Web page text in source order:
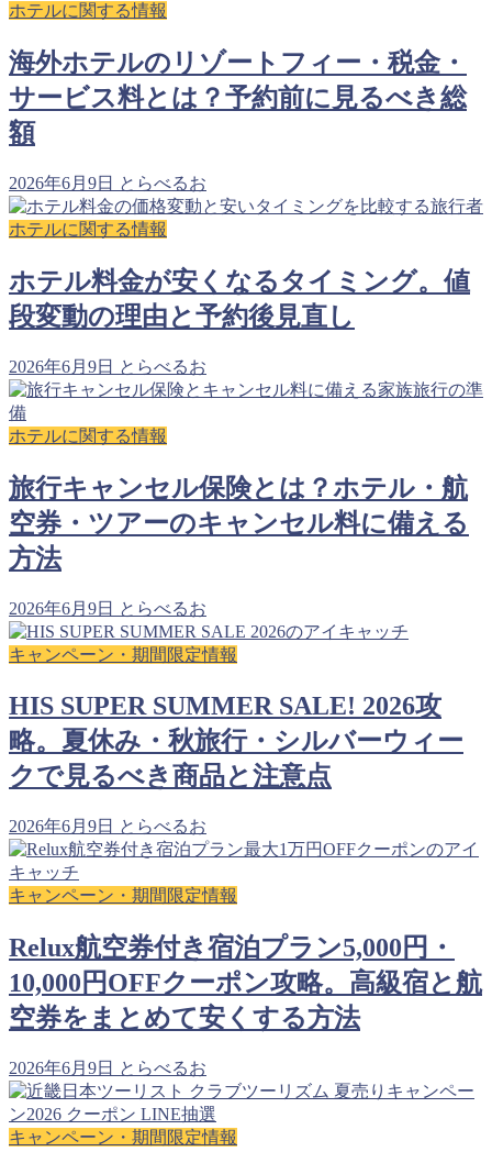
ホテルに関する情報
海外ホテルのリゾートフィー・税金・
サービス料とは？予約前に見るべき総
額
2026年6月9日 とらべるお
ホテルに関する情報
ホテル料金が安くなるタイミング。値
段変動の理由と予約後見直し
2026年6月9日 とらべるお
ホテルに関する情報
旅行キャンセル保険とは？ホテル・航
空券・ツアーのキャンセル料に備える
方法
2026年6月9日 とらべるお
キャンペーン・期間限定情報
HIS SUPER SUMMER SALE! 2026攻
略。夏休み・秋旅行・シルバーウィー
クで見るべき商品と注意点
2026年6月9日 とらべるお
キャンペーン・期間限定情報
Relux航空券付き宿泊プラン5,000円・
10,000円OFFクーポン攻略。高級宿と航
空券をまとめて安くする方法
2026年6月9日 とらべるお
キャンペーン・期間限定情報